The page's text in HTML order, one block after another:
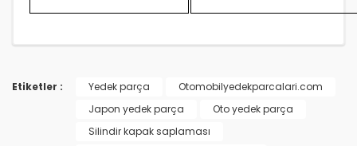
Etiketler : Yedek parça
Otomobilyedekparcalari.com
Japon yedek parça
Oto yedek parça
Silindir kapak saplaması